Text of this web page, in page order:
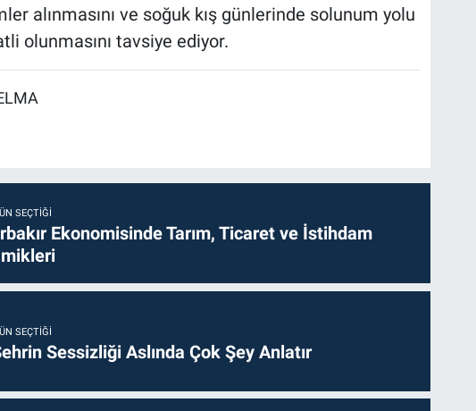
alınmasını ve soğuk kış günlerinde solunum yolu
olunmasını tavsiye ediyor.
SEÇTIĞI
Ekonomisinde Tarım, Ticaret ve İstihdam
SEÇTIĞI
Sessizliği Aslında Çok Şey Anlatır